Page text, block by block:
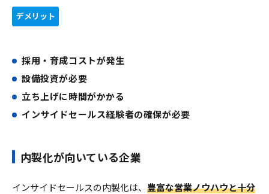
デメリット
採用・育成コストが発生
設備投資が必要
立ち上げに時間がかかる
インサイドセールス経験者の確保が必要
内製化が向いている企業
インサイドセールスの内製化は、 豊富な営業ノウハウと十分